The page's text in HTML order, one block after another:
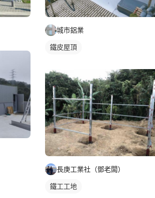
城市鋁業
鐵皮屋頂
長庚工業社（鄧老闆）
鐵工工地